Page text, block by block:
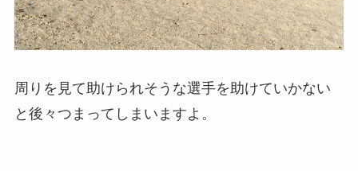
周りを見て助けられそうな選手を助けていかない
と後々つまってしまいますよ。